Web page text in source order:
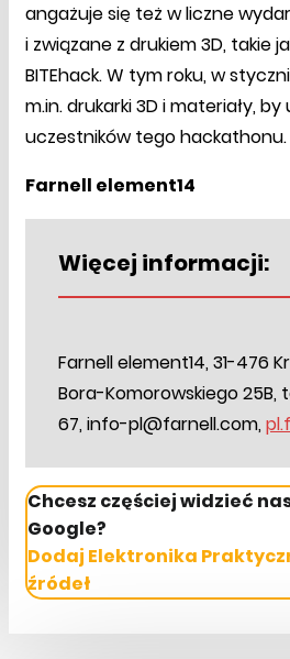
angażuje się też w liczne
i związane z drukiem 3D, takie
BITEhack. W tym roku, w
m.in. drukarki 3D i materiały,
uczestników tego hackathonu.
Farnell element14
Więcej informacji:
Farnell element14, 31-476
Bora-Komorowskiego 25B,
67, info-pl@farnell.com,
Chcesz częściej widzieć
Google?
Dodaj Elektronika
źródeł